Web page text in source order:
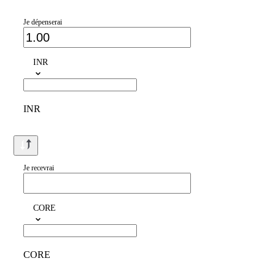
Je dépenserai
INR
INR
Je recevrai
CORE
CORE